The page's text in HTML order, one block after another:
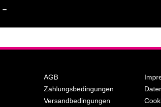
–
AGB
Zahlungsbedingungen
Versandbedingungen